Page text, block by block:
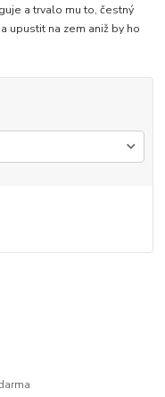
a trvalo mu to, čestný
upustit na zem aniž by ho